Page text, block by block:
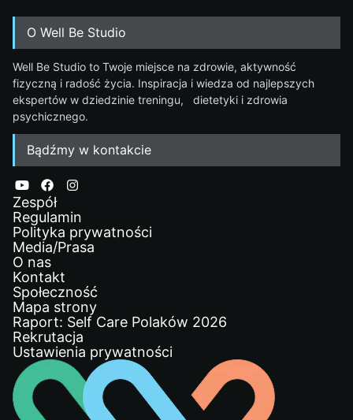
O Well Be Studio
Well Be Studio to Twoje miejsce na zdrowie, aktywność
fizyczną i radość życia. Inspiracja i wiedza od najlepszych
ekspertów w dziedzinie treningu, dietetyki i zdrowia
psychicznego.
Bądźmy w kontakcie
Zespół
Regulamin
Polityka prywatności
Media/Prasa
O nas
Kontakt
Społeczność
Mapa strony
Raport: Self Care Polaków 2026
Rekrutacja
Ustawienia prywatności